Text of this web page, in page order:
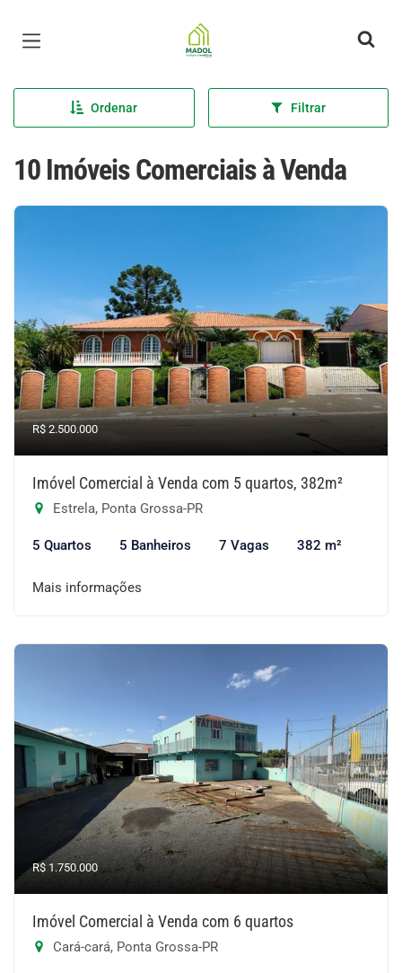
Página inicial
Ordenar Filtrar
10 Imóveis Comerciais à Venda
R$ 2.500.000
Imóvel Comercial à Venda com 5 quartos, 382m²
Estrela, Ponta Grossa-PR
5 Quartos 5 Banheiros 7 Vagas 382 m²
Mais informações
R$ 1.750.000
Imóvel Comercial à Venda com 6 quartos
Cará-cará, Ponta Grossa-PR